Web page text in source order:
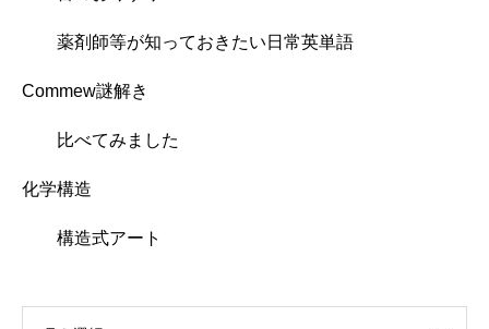
薬剤師等が知っておきたい日常英単語
Commew謎解き
比べてみました
化学構造
構造式アート